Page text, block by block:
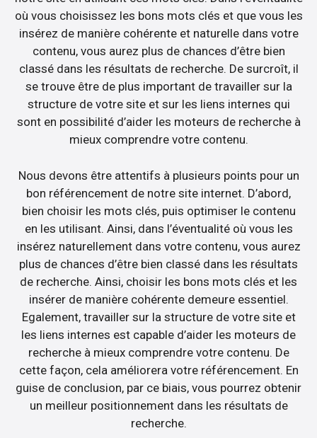
où vous choisissez les bons mots clés et que vous les
insérez de manière cohérente et naturelle dans votre
contenu, vous aurez plus de chances d’être bien
classé dans les résultats de recherche. De surcroît, il
se trouve être de plus important de travailler sur la
structure de votre site et sur les liens internes qui
sont en possibilité d’aider les moteurs de recherche à
mieux comprendre votre contenu.
Nous devons être attentifs à plusieurs points pour un
bon référencement de notre site internet. D’abord,
bien choisir les mots clés, puis optimiser le contenu
en les utilisant. Ainsi, dans l’éventualité où vous les
insérez naturellement dans votre contenu, vous aurez
plus de chances d’être bien classé dans les résultats
de recherche. Ainsi, choisir les bons mots clés et les
insérer de manière cohérente demeure essentiel.
Egalement, travailler sur la structure de votre site et
les liens internes est capable d’aider les moteurs de
recherche à mieux comprendre votre contenu. De
cette façon, cela améliorera votre référencement. En
guise de conclusion, par ce biais, vous pourrez obtenir
un meilleur positionnement dans les résultats de
recherche.